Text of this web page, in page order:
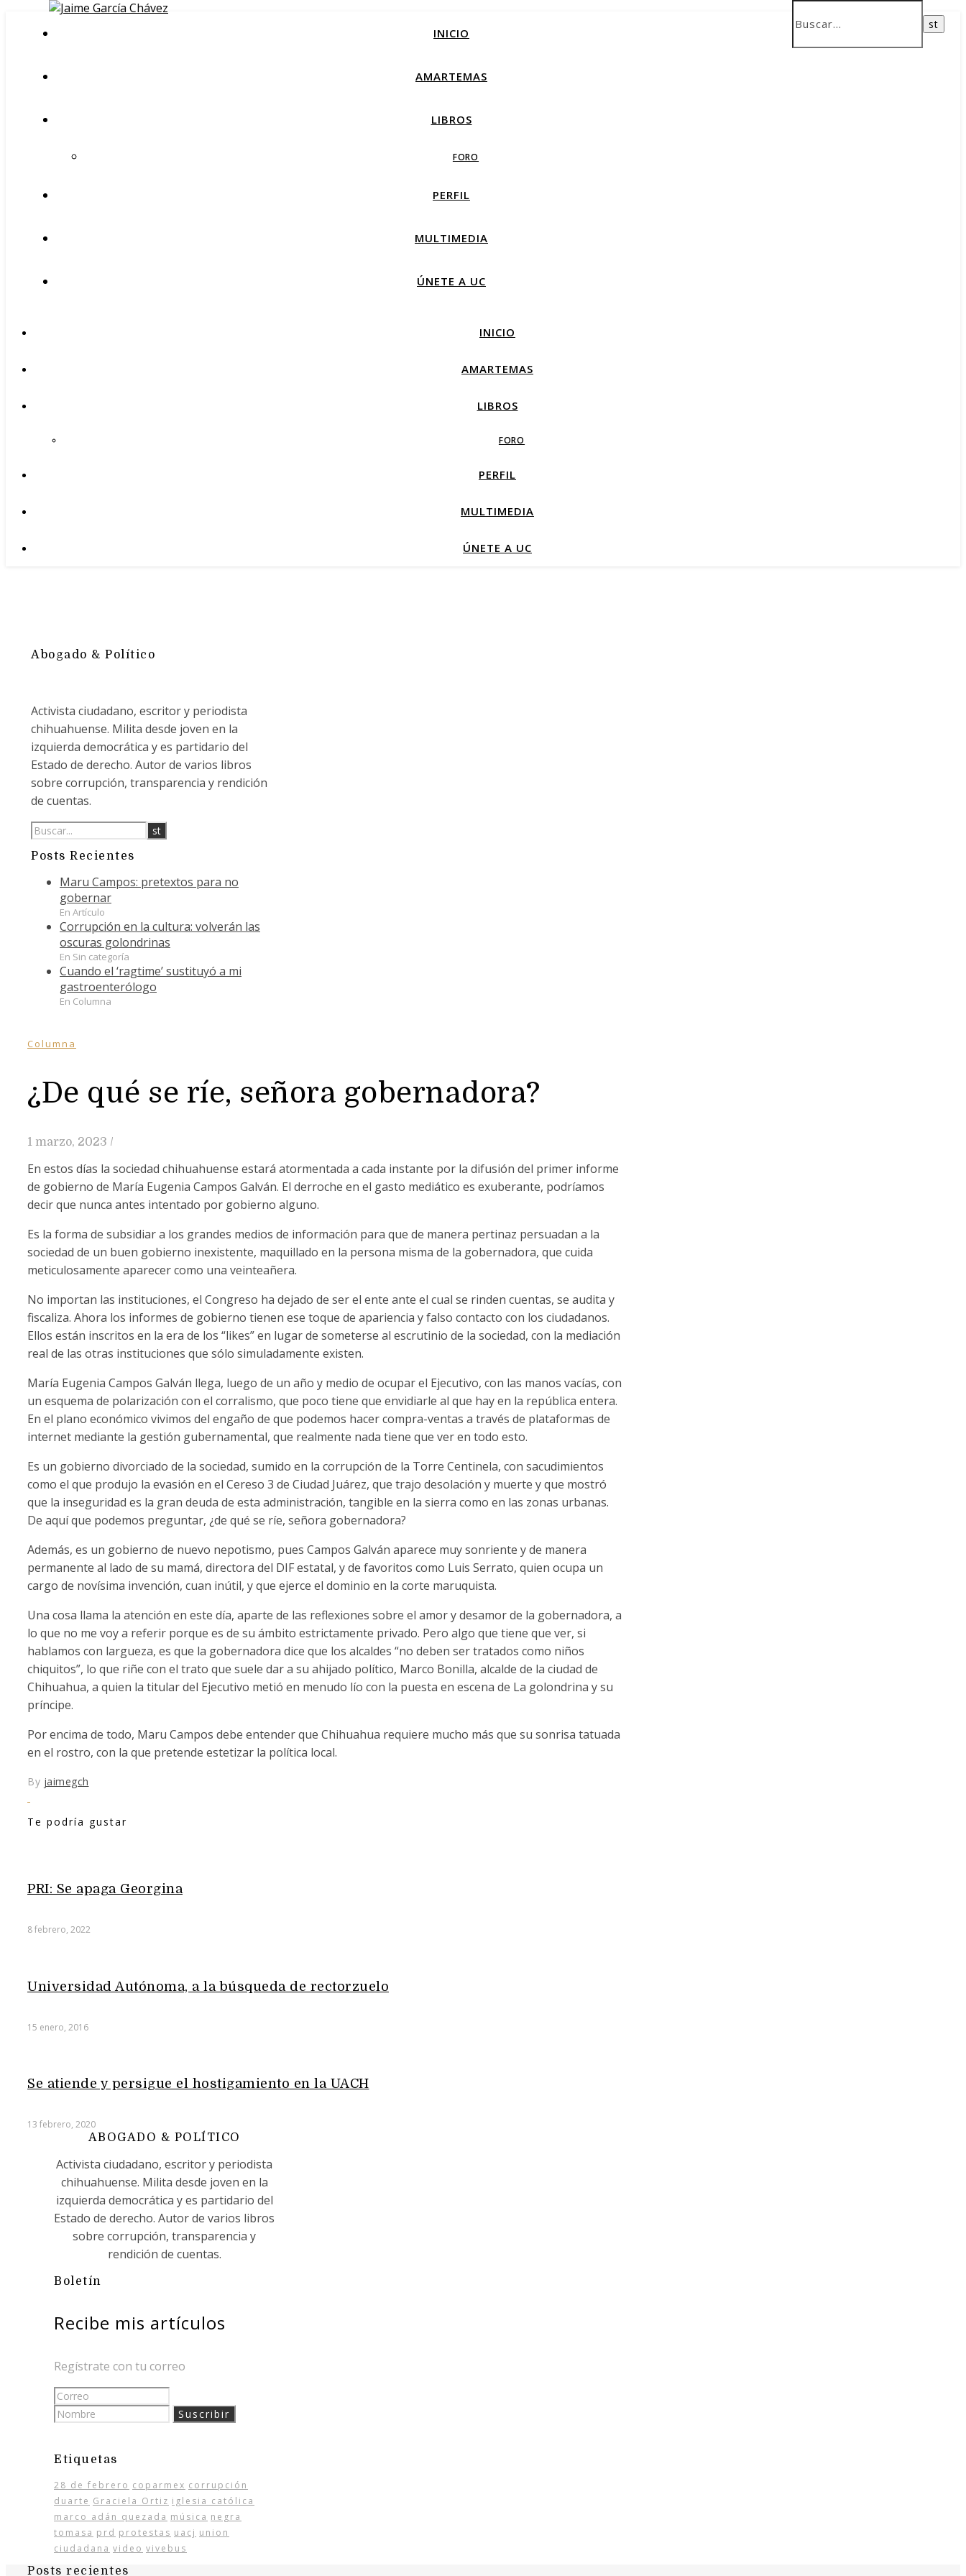
INICIO
AMARTEMAS
LIBROS
FORO
PERFIL
MULTIMEDIA
ÚNETE A UC
INICIO
AMARTEMAS
LIBROS
FORO
PERFIL
MULTIMEDIA
ÚNETE A UC
Abogado & Político
Activista ciudadano, escritor y periodista
chihuahuense. Milita desde joven en la
izquierda democrática y es partidario del
Estado de derecho. Autor de varios libros
sobre corrupción, transparencia y rendición
de cuentas.
Posts Recientes
Maru Campos: pretextos para no
gobernar
En Artículo
Corrupción en la cultura: volverán las
oscuras golondrinas
En Sin categoría
Cuando el ‘ragtime’ sustituyó a mi
gastroenterólogo
En Columna
Columna
¿De qué se ríe, señora gobernadora?
1 marzo, 2023 /
En estos días la sociedad chihuahuense estará atormentada a cada instante por la difusión del primer informe
de gobierno de María Eugenia Campos Galván. El derroche en el gasto mediático es exuberante, podríamos
decir que nunca antes intentado por gobierno alguno.
Es la forma de subsidiar a los grandes medios de información para que de manera pertinaz persuadan a la
sociedad de un buen gobierno inexistente, maquillado en la persona misma de la gobernadora, que cuida
meticulosamente aparecer como una veinteañera.
No importan las instituciones, el Congreso ha dejado de ser el ente ante el cual se rinden cuentas, se audita y
fiscaliza. Ahora los informes de gobierno tienen ese toque de apariencia y falso contacto con los ciudadanos.
Ellos están inscritos en la era de los “likes” en lugar de someterse al escrutinio de la sociedad, con la mediación
real de las otras instituciones que sólo simuladamente existen.
María Eugenia Campos Galván llega, luego de un año y medio de ocupar el Ejecutivo, con las manos vacías, con
un esquema de polarización con el corralismo, que poco tiene que envidiarle al que hay en la república entera.
En el plano económico vivimos del engaño de que podemos hacer compra-ventas a través de plataformas de
internet mediante la gestión gubernamental, que realmente nada tiene que ver en todo esto.
Es un gobierno divorciado de la sociedad, sumido en la corrupción de la Torre Centinela, con sacudimientos
como el que produjo la evasión en el Cereso 3 de Ciudad Juárez, que trajo desolación y muerte y que mostró
que la inseguridad es la gran deuda de esta administración, tangible en la sierra como en las zonas urbanas.
De aquí que podemos preguntar, ¿de qué se ríe, señora gobernadora?
Además, es un gobierno de nuevo nepotismo, pues Campos Galván aparece muy sonriente y de manera
permanente al lado de su mamá, directora del DIF estatal, y de favoritos como Luis Serrato, quien ocupa un
cargo de novísima invención, cuan inútil, y que ejerce el dominio en la corte maruquista.
Una cosa llama la atención en este día, aparte de las reflexiones sobre el amor y desamor de la gobernadora, a
lo que no me voy a referir porque es de su ámbito estrictamente privado. Pero algo que tiene que ver, si
hablamos con largueza, es que la gobernadora dice que los alcaldes “no deben ser tratados como niños
chiquitos”, lo que riñe con el trato que suele dar a su ahijado político, Marco Bonilla, alcalde de la ciudad de
Chihuahua, a quien la titular del Ejecutivo metió en menudo lío con la puesta en escena de La golondrina y su
príncipe.
Por encima de todo, Maru Campos debe entender que Chihuahua requiere mucho más que su sonrisa tatuada
en el rostro, con la que pretende estetizar la política local.
By jaimegch
Te podría gustar
PRI: Se apaga Georgina
8 febrero, 2022
Universidad Autónoma, a la búsqueda de rectorzuelo
15 enero, 2016
Se atiende y persigue el hostigamiento en la UACH
13 febrero, 2020
ABOGADO & POLÍTICO
Activista ciudadano, escritor y periodista
chihuahuense. Milita desde joven en la
izquierda democrática y es partidario del
Estado de derecho. Autor de varios libros
sobre corrupción, transparencia y
rendición de cuentas.
Boletín
Recibe mis artículos
Regístrate con tu correo
Etiquetas
28 de febrero coparmex corrupción
duarte Graciela Ortiz iglesia católica
marco adán quezada música negra
tomasa prd protestas uacj union
ciudadana video vivebus
Posts recientes